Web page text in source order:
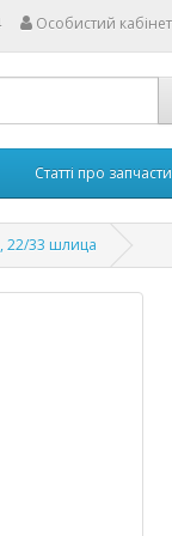
Особистий кабінет
Статті про
22/33 шлица